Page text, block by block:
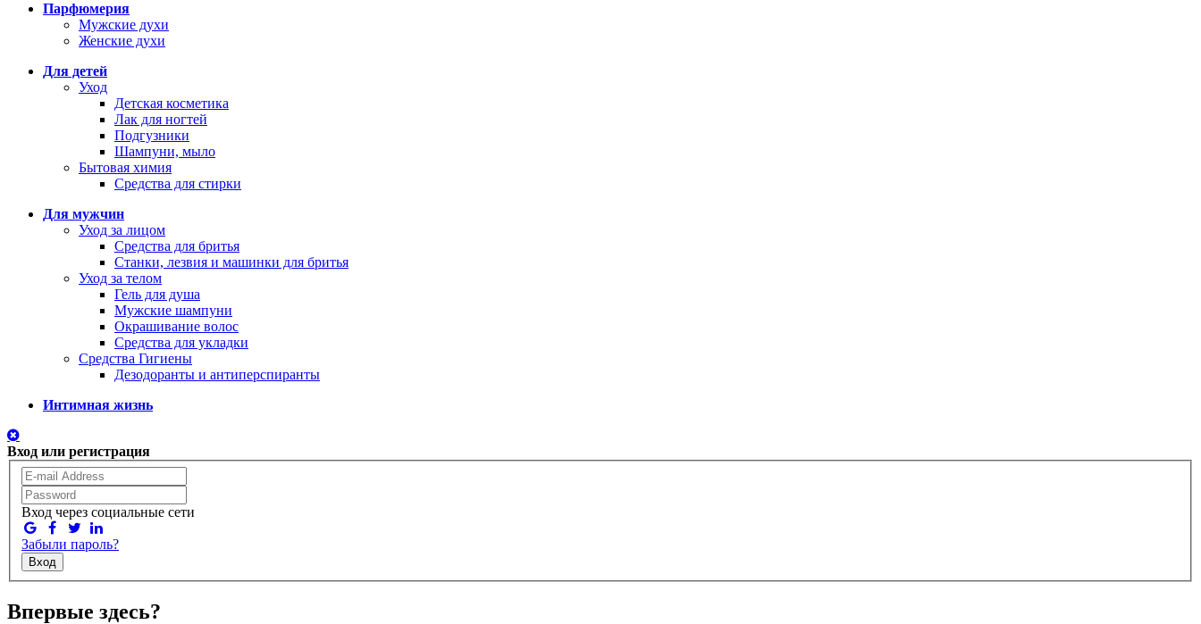
Парфюмерия
Мужские духи
Женские духи
Для детей
Уход
Детская косметика
Лак для ногтей
Подгузники
Шампуни, мыло
Бытовая химия
Средства для стирки
Для мужчин
Уход за лицом
Средства для бритья
Станки, лезвия и машинки для бритья
Уход за телом
Гель для душа
Мужские шампуни
Окрашивание волос
Средства для укладки
Средства Гигиены
Дезодоранты и антиперспиранты
Интимная жизнь
Вход или регистрация
Вход через социальные сети
Забыли пароль?
Вход
Впервые здесь?